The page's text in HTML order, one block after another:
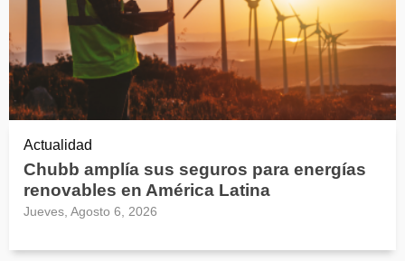
Actualidad
Chubb amplía sus seguros para energías
renovables en América Latina
Jueves, Agosto 6, 2026